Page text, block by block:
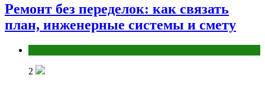
Ремонт без переделок: как связать
план, инженерные системы и смету
2